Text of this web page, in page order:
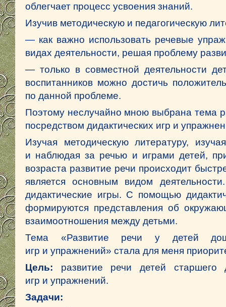
облегчает процесс усвоения знаний.
Изучив методическую и педагогическую
— как важно использовать речевые
видах деятельности, решая проблему
— только в совместной деятельности
воспитанников можно достичь
по данной проблеме.
Поэтому неслучайно мною выбрана тема
посредством дидактических игр и
Изучая методическую литературу,
и наблюдая за речью и играми детей,
возраста развитие речи происходит
является основным видом
дидактические игры. С помощью
формируются представления об
взаимоотношения между детьми.
Тема «Развитие речи у детей
игр и упражнений» стала для меня
Цель: развитие речи детей старшего
игр и упражнений.
Задачи: